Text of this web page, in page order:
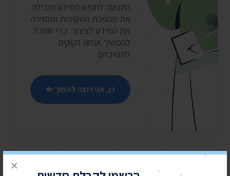
×
התנועה לחופש המידע מובילה
את מהפכת השקיפות ומחזירה
את המידע לציבור. כדי שנוכל
להמשיך אנחנו זקוקים
לתמיכתם
כן, אני רוצה לתמוך